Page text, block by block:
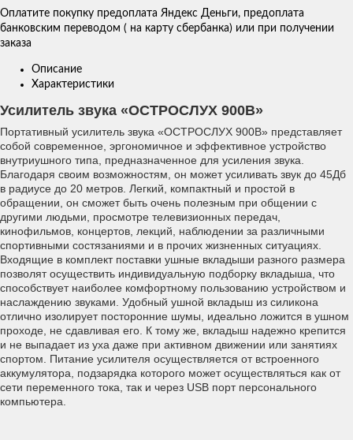
Оплатите покупку предоплата Яндекс Деньги, предоплата
банковским переводом ( на карту сбербанка) или при получении
заказа
Описание
Характеристики
Усилитель звука «ОСТРОСЛУХ 900B»
Портативный усилитель звука «ОСТРОСЛУХ 900B» представляет
собой современное, эргономичное и эффективное устройство
внутриушного типа, предназначенное для усиления звука.
Благодаря своим возможностям, он может усиливать звук до 45Дб
в радиусе до 20 метров. Легкий, компактный и простой в
обращении, он сможет быть очень полезным при общении с
другими людьми, просмотре телевизионных передач,
кинофильмов, концертов, лекций, наблюдении за различными
спортивными состязаниями и в прочих жизненных ситуациях.
Входящие в комплект поставки ушные вкладыши разного размера
позволят осуществить индивидуальную подборку вкладыша, что
способствует наиболее комфортному пользованию устройством и
наслаждению звуками. Удобный ушной вкладыш из силикона
отлично изолирует посторонние шумы, идеально ложится в ушном
проходе, не сдавливая его. К тому же, вкладыш надежно крепится
и не выпадает из уха даже при активном движении или занятиях
спортом. Питание усилителя осуществляется от встроенного
аккумулятора, подзарядка которого может осуществляться как от
сети переменного тока, так и через USB порт персонального
компьютера.